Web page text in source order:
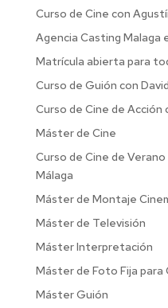
Curso de Cine con
Agencia Casting Malaga
Matrícula abierta para
Curso de Guión con
Curso de Cine de Acción
Máster de Cine
Curso de Cine de
Málaga
Máster de Montaje
Máster de Televisión
Máster Interpretación
Máster de Foto Fija para
Máster Guión